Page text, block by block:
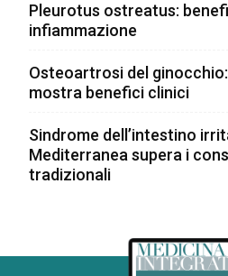
Pleurotus ostreatus:
infiammazione
Osteoartrosi del
mostra benefici clinici
Sindrome dell’intestino
Mediterranea supera i
tradizionali